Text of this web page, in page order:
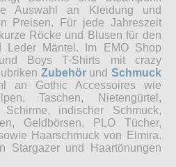
Auswahl an Kleidung und
Preisen. Für jede Jahreszeit
Röcke und Blusen für den
Leder Mäntel. Im EMO Shop
Boys T-Shirts mit crazy
Zubehörund Schmuck
an Gothic Accessoires wie
Taschen, Nietengürtel,
Schirme, indischer Schmuck,
Geldbörsen, PLO Tücher,
Haarschmuck von Elmira.
Stargazer und Haartönungen